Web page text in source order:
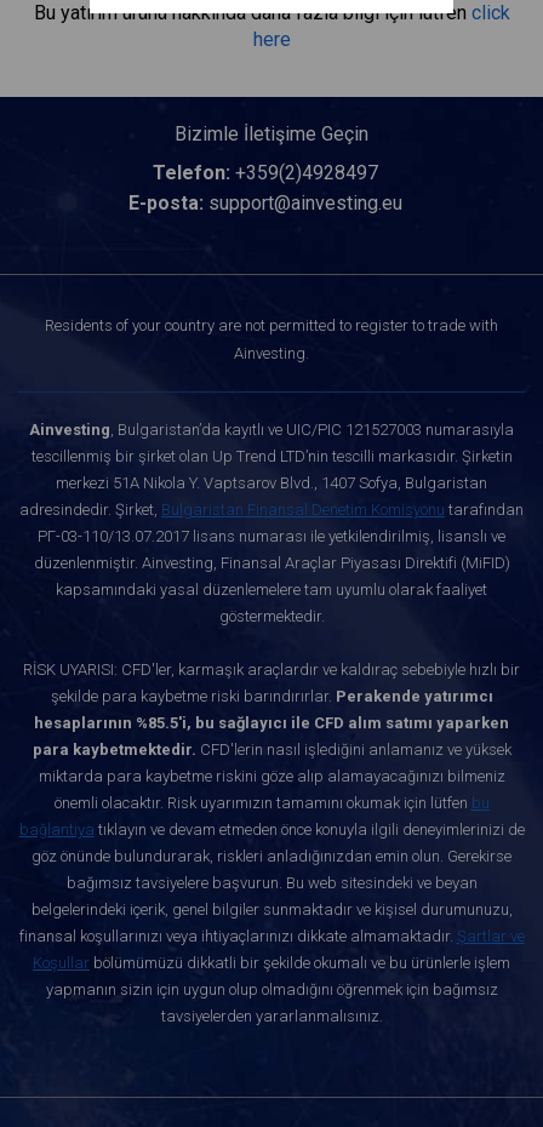
Bu yatırım ürünü hakkında daha fazla bilgi için lütfen click
here
Bizimle İletişime Geçin
Telefon: +359(2)4928497
E-posta: support@ainvesting.eu
Residents of your country are not permitted to register to trade with
Ainvesting.
Ainvesting, Bulgaristan’da kayıtlı ve UIC/PIC 121527003 numarasıyla
tescillenmiş bir şirket olan Up Trend LTD’nin tescilli markasıdır. Şirketin
merkezi 51A Nikola Y. Vaptsarov Blvd., 1407 Sofya, Bulgaristan
adresindedir. Şirket, Bulgaristan Finansal Denetim Komisyonu tarafından
РГ-03-110/13.07.2017 lisans numarası ile yetkilendirilmiş, lisanslı ve
düzenlenmiştir. Ainvesting, Finansal Araçlar Piyasası Direktifi (MiFID)
kapsamındaki yasal düzenlemelere tam uyumlu olarak faaliyet
göstermektedir.
RİSK UYARISI: CFD'ler, karmaşık araçlardır ve kaldıraç sebebiyle hızlı bir
şekilde para kaybetme riski barındırırlar. Perakende yatırımcı
hesaplarının %85.5'i, bu sağlayıcı ile CFD alım satımı yaparken
para kaybetmektedir. CFD'lerin nasıl işlediğini anlamanız ve yüksek
miktarda para kaybetme riskini göze alıp alamayacağınızı bilmeniz
önemli olacaktır. Risk uyarımızın tamamını okumak için lütfen bu
bağlantıya tıklayın ve devam etmeden önce konuyla ilgili deneyimlerinizi de
göz önünde bulundurarak, riskleri anladığınızdan emin olun. Gerekirse
bağımsız tavsiyelere başvurun. Bu web sitesindeki ve beyan
belgelerindeki içerik, genel bilgiler sunmaktadır ve kişisel durumunuzu,
finansal koşullarınızı veya ihtiyaçlarınızı dikkate almamaktadır. Şartlar ve
Koşullar bölümümüzü dikkatli bir şekilde okumalı ve bu ürünlerle işlem
yapmanın sizin için uygun olup olmadığını öğrenmek için bağımsız
tavsiyelerden yararlanmalısınız.